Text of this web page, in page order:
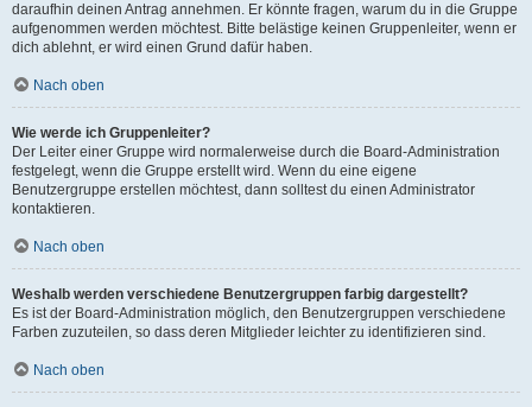
daraufhin deinen Antrag annehmen. Er könnte fragen, warum du in die Gruppe
aufgenommen werden möchtest. Bitte belästige keinen Gruppenleiter, wenn er
dich ablehnt, er wird einen Grund dafür haben.
Nach oben
Wie werde ich Gruppenleiter?
Der Leiter einer Gruppe wird normalerweise durch die Board-Administration
festgelegt, wenn die Gruppe erstellt wird. Wenn du eine eigene
Benutzergruppe erstellen möchtest, dann solltest du einen Administrator
kontaktieren.
Nach oben
Weshalb werden verschiedene Benutzergruppen farbig dargestellt?
Es ist der Board-Administration möglich, den Benutzergruppen verschiedene
Farben zuzuteilen, so dass deren Mitglieder leichter zu identifizieren sind.
Nach oben